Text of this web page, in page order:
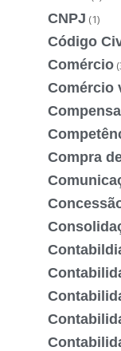
CNPJ (1)
Código
Comércio
Comércio
Compra